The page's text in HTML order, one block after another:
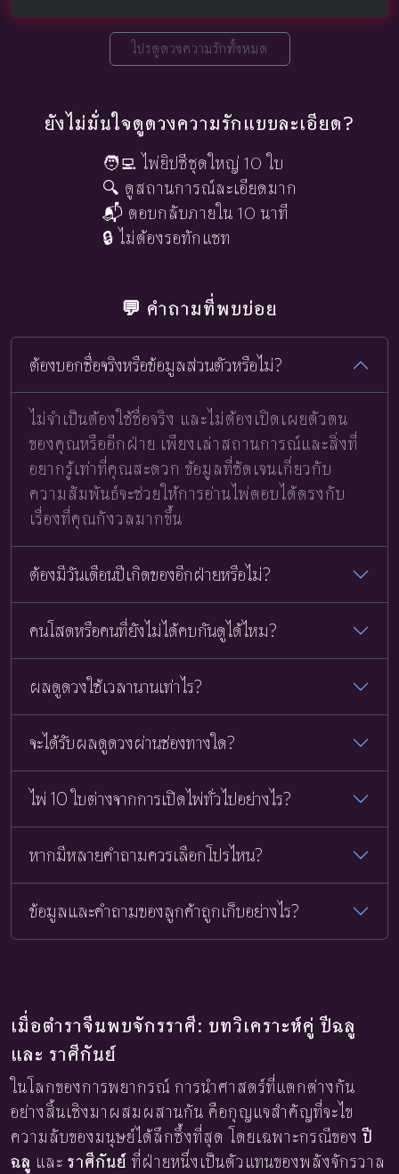
โปรดูดวงความรักทั้งหมด
ยังไม่มั่นใจดูดวงความรักแบบละเอียด?
🧑‍💻 ไพ่ยิปซีชุดใหญ่ 10 ใบ
🔍 ดูสถานการณ์ละเอียดมาก
📬 ตอบกลับภายใน 10 นาที
🔒 ไม่ต้องรอทักแชท
💬 คำถามที่พบบ่อย
ต้องบอกชื่อจริงหรือข้อมูลส่วนตัวหรือไม่?
ไม่จำเป็นต้องใช้ชื่อจริง และไม่ต้องเปิดเผยตัวตน
ของคุณหรืออีกฝ่าย เพียงเล่าสถานการณ์และสิ่งที่
อยากรู้เท่าที่คุณสะดวก ข้อมูลที่ชัดเจนเกี่ยวกับ
ความสัมพันธ์จะช่วยให้การอ่านไพ่ตอบได้ตรงกับ
เรื่องที่คุณกังวลมากขึ้น
ต้องมีวันเดือนปีเกิดของอีกฝ่ายหรือไม่?
คนโสดหรือคนที่ยังไม่ได้คบกันดูได้ไหม?
ผลดูดวงใช้เวลานานเท่าไร?
จะได้รับผลดูดวงผ่านช่องทางใด?
ไพ่ 10 ใบต่างจากการเปิดไพ่ทั่วไปอย่างไร?
หากมีหลายคำถามควรเลือกโปรไหน?
ข้อมูลและคำถามของลูกค้าถูกเก็บอย่างไร?
เมื่อตำราจีนพบจักรราศี: บทวิเคราะห์คู่ ปีฉลู
และ ราศีกันย์
ในโลกของการพยากรณ์ การนำศาสตร์ที่แตกต่างกัน
อย่างสิ้นเชิงมาผสมผสานกัน คือกุญแจสำคัญที่จะไข
ความลับของมนุษย์ได้ลึกซึ้งที่สุด โดยเฉพาะกรณีของปี
ฉลู และ ราศีกันย์ ที่ฝ่ายหนึ่งเป็นตัวแทนของพลังจักรวาล